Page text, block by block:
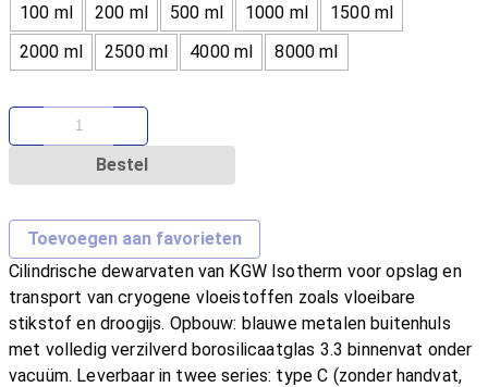
100 ml
200 ml 500 ml 1000 ml
1500 ml
2000 ml
2500 ml 4000 ml 8000 ml
Bestel
Toevoegen aan favorieten
Cilindrische dewarvaten van KGW Isotherm voor opslag en
transport van cryogene vloeistoffen zoals vloeibare
stikstof en droogijs. Opbouw: blauwe metalen buitenhuls
met volledig verzilverd borosilicaatglas 3.3 binnenvat onder
vacuüm. Leverbaar in twee series: type C (zonder handvat,